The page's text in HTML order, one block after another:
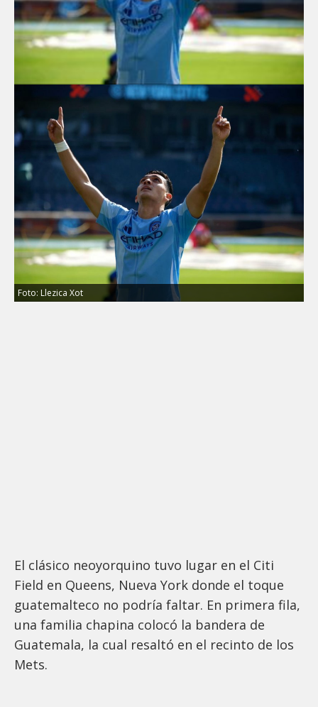
Foto: Llezica Xot
El clásico neoyorquino tuvo lugar en el Citi
Field en Queens, Nueva York donde el toque
guatemalteco no podría faltar. En primera fila,
una familia chapina colocó la bandera de
Guatemala, la cual resaltó en el recinto de los
Mets.